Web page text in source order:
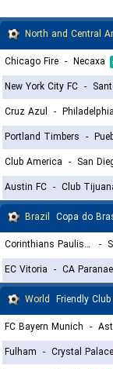
North and Central
Chicago Fire - Necaxa
New York City FC -
Cruz Azul -
Portland Timbers -
Club America - San
Austin FC -
Brazil Copa do
Corinthians Paulista -
EC Vitoria - CA
World Friendly
FC Bayern Munich -
Fulham - Crystal Palace